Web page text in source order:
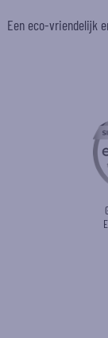
Een eco-vriendelijk